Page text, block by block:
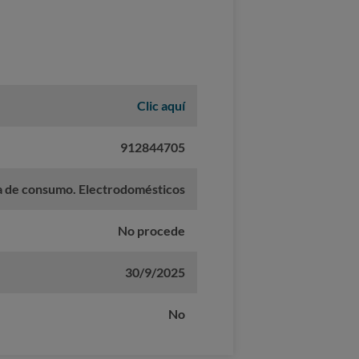
Clic aquí
912844705
de consumo. Electrodomésticos
No procede
30/9/2025
No